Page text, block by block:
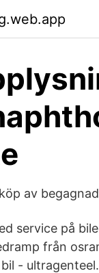
av
service på
från
-